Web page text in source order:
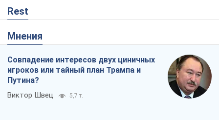
Rest
Мнения
Совпадение интересов двух циничных
игроков или тайный план Трампа и
Путина?
Виктор Швец 5,7 т.